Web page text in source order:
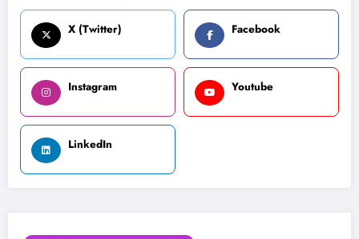
X (Twitter) Facebook
Instagram Youtube
LinkedIn